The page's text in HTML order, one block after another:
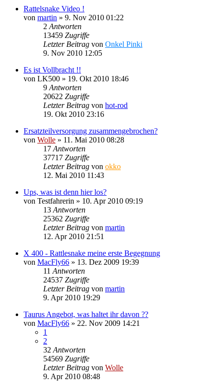
Rattelsnake Video !
von martin » 9. Nov 2010 01:22
2 Antworten
13459 Zugriffe
Letzter Beitrag von Onkel Pinki
9. Nov 2010 12:05
Es ist Vollbracht !!
von LK500 » 19. Okt 2010 18:46
9 Antworten
20622 Zugriffe
Letzter Beitrag von hot-rod
19. Okt 2010 23:16
Ersatzteilversorgung zusammengebrochen?
von Wolle » 11. Mai 2010 08:28
17 Antworten
37717 Zugriffe
Letzter Beitrag von okko
12. Mai 2010 11:43
Ups, was ist denn hier los?
von Testfahrerin » 10. Apr 2010 09:19
13 Antworten
25362 Zugriffe
Letzter Beitrag von martin
12. Apr 2010 21:51
X 400 - Rattlesnake meine erste Begegnung
von MacFly66 » 13. Dez 2009 19:39
11 Antworten
24537 Zugriffe
Letzter Beitrag von martin
9. Apr 2010 19:29
Taurus Angebot, was haltet ihr davon ??
von MacFly66 » 22. Nov 2009 14:21
1
2
32 Antworten
54569 Zugriffe
Letzter Beitrag von Wolle
9. Apr 2010 08:48